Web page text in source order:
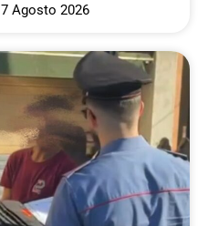
7 Agosto 2026